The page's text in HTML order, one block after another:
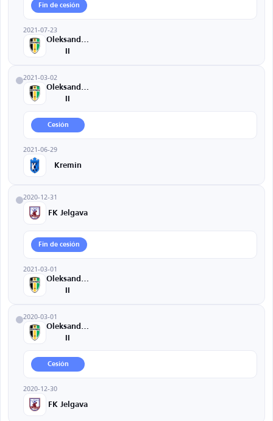
Fin de cesión
2021-07-23
Oleksandriya
2021-03-02
Oleksandriya
Cesión
2021-06-29
Kremin
2020-12-31
FK Jelgava
Fin de cesión
2021-03-01
Oleksandriya
2020-03-01
Oleksandriya
Cesión
2020-12-30
FK Jelgava